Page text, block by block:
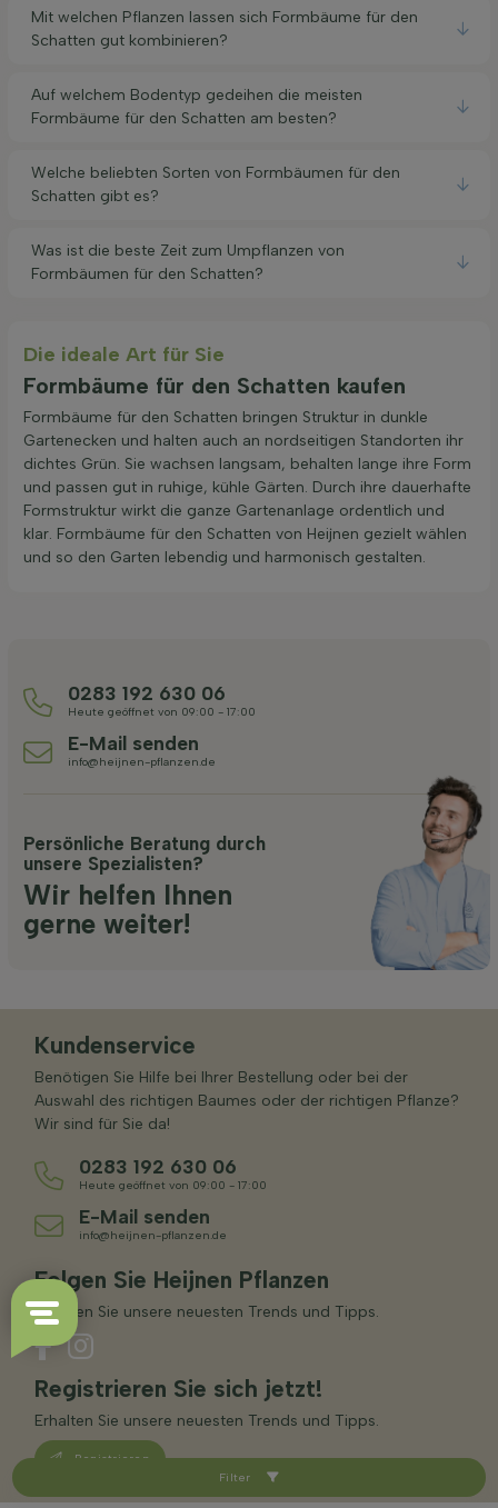
Filter
Mit welchen Pflanzen lassen sich Formbäume für den
Schatten gut kombinieren?
Auf welchem Bodentyp gedeihen die meisten
Formbäume für den Schatten am besten?
Welche beliebten Sorten von Formbäumen für den
Schatten gibt es?
Was ist die beste Zeit zum Umpflanzen von
Formbäumen für den Schatten?
Die ideale Art für Sie
Formbäume für den Schatten kaufen
Formbäume für den Schatten bringen Struktur in dunkle
Gartenecken und halten auch an nordseitigen Standorten ihr
dichtes Grün. Sie wachsen langsam, behalten lange ihre Form
und passen gut in ruhige, kühle Gärten. Durch ihre dauerhafte
Formstruktur wirkt die ganze Gartenanlage ordentlich und
klar. Formbäume für den Schatten von Heijnen gezielt wählen
und so den Garten lebendig und harmonisch gestalten.
0283 192 630 06
Heute geöffnet von 09:00 - 17:00
E-Mail senden
info@heijnen-pflanzen.de
Persönliche Beratung durch
unsere Spezialisten?
Wir helfen Ihnen
gerne weiter!
Kundenservice
Benötigen Sie Hilfe bei Ihrer Bestellung oder bei der
Auswahl des richtigen Baumes oder der richtigen Pflanze?
Wir sind für Sie da!
0283 192 630 06
Heute geöffnet von 09:00 - 17:00
E-Mail senden
info@heijnen-pflanzen.de
Folgen Sie Heijnen Pflanzen
Erhalten Sie unsere neuesten Trends und Tipps.
Registrieren Sie sich jetzt!
Erhalten Sie unsere neuesten Trends und Tipps.
Registrieren